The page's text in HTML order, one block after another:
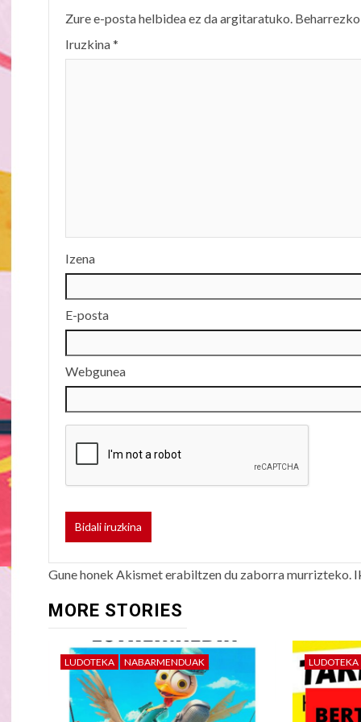
Zure e-posta helbidea ez da argitaratuko.
Iruzkina*
Izena
E-posta
Webgunea
Gune honek Akismet erabiltzen du zaborra murrizteko.
MORE STORIES
LUDOTEKA NABARMENDUAK LUDOTEKA